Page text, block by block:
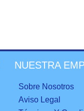
NUESTRA
Sobre Nosotros
Aviso Legal